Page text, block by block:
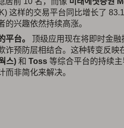
这样的交易平台同比增长了
兴趣依然持续高涨。
平台。
顶级应用现在将即时金融
诈预防层相结合。这种转变反映
스) 和 Toss 等综合平台的持续
非简化来解决。